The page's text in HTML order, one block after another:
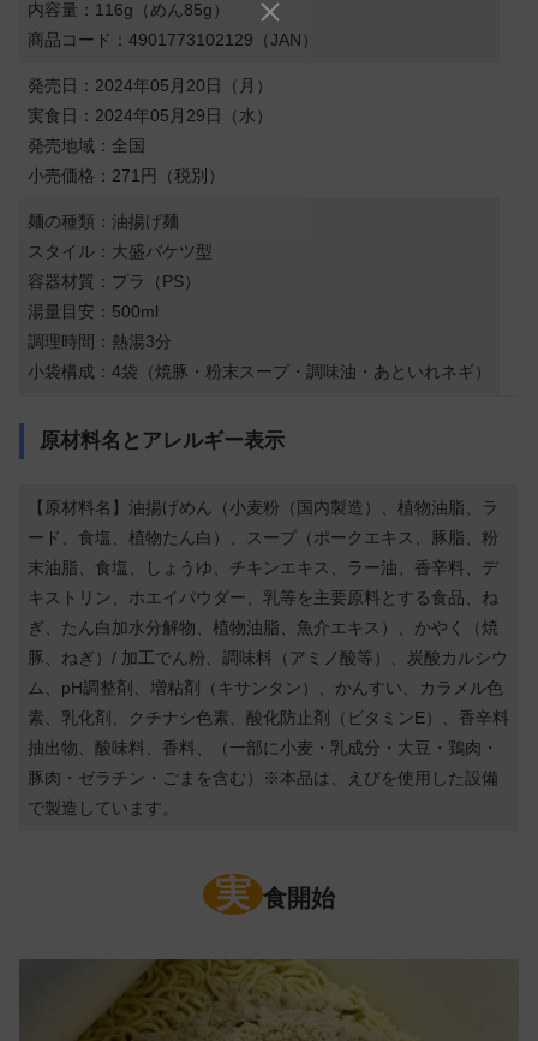
内容量：116g（めん85g）
商品コード：4901773102129（JAN）
発売日：2024年05月20日（月）
実食日：2024年05月29日（水）
発売地域：全国
小売価格：271円（税別）
麺の種類：油揚げ麺
スタイル：大盛バケツ型
容器材質：プラ（PS）
湯量目安：500ml
調理時間：熱湯3分
小袋構成：4袋（焼豚・粉末スープ・調味油・あといれネギ）
原材料名とアレルギー表示
【原材料名】油揚げめん（小麦粉（国内製造）、植物油脂、ラ
ード、食塩、植物たん白）、スープ（ポークエキス、豚脂、粉
末油脂、食塩、しょうゆ、チキンエキス、ラー油、香辛料、デ
キストリン、ホエイパウダー、乳等を主要原料とする食品、ね
ぎ、たん白加水分解物、植物油脂、魚介エキス）、かやく（焼
豚、ねぎ）/ 加工でん粉、調味料（アミノ酸等）、炭酸カルシウ
ム、pH調整剤、増粘剤（キサンタン）、かんすい、カラメル色
素、乳化剤、クチナシ色素、酸化防止剤（ビタミンE）、香辛料
抽出物、酸味料、香料、（一部に小麦・乳成分・大豆・鶏肉・
豚肉・ゼラチン・ごまを含む）※本品は、えびを使用した設備
で製造しています。
実 食開始